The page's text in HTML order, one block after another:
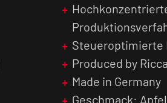
Steueroptimierte
Produced by
Made in Germany
Geschmack: